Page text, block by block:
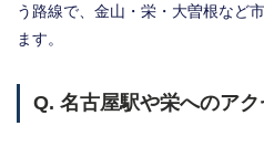
う路線で、金山・栄・大曽根など
ます。
Q. 名古屋駅や栄へのア